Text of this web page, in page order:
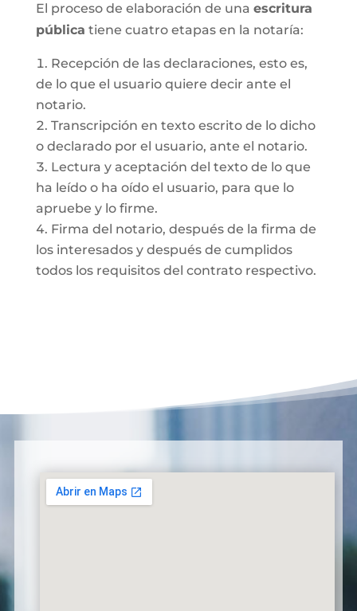
El proceso de elaboración de una escritura
pública tiene cuatro etapas en la notaría:
Recepción de las declaraciones, esto es,
de lo que el usuario quiere decir ante el
notario.
Transcripción en texto escrito de lo dicho
o declarado por el usuario, ante el notario.
Lectura y aceptación del texto de lo que
ha leído o ha oído el usuario, para que lo
apruebe y lo firme.
Firma del notario, después de la firma de
los interesados y después de cumplidos
todos los requisitos del contrato respectivo.